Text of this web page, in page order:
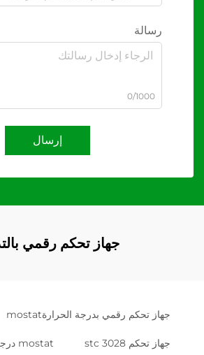
رسالة
0/1000
إرسال
جهاز تحكم رقمي
جهاز تحكم رقمي بدرجة الحرارةmostat
جهاز تحكم stc 3028 mostat درجة حرارة dc 12v